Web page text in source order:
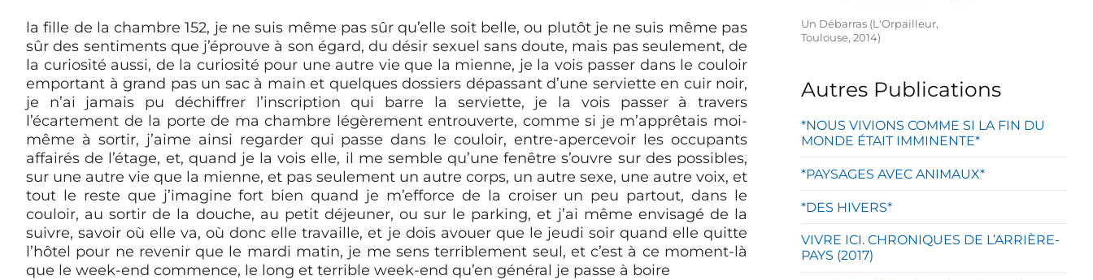
la fille de la chambre 152, je ne suis même pas sûr qu’elle soit belle, ou plutôt je ne suis même pas
sûr des sentiments que j’éprouve à son égard, du désir sexuel sans doute, mais pas seulement, de
la curiosité aussi, de la curiosité pour une autre vie que la mienne, je la vois passer dans le couloir
emportant à grand pas un sac à main et quelques dossiers dépassant d’une serviette en cuir noir,
je n’ai jamais pu déchiffrer l’inscription qui barre la serviette, je la vois passer à travers
l’écartement de la porte de ma chambre légèrement entrouverte, comme si je m’apprêtais moi-
même à sortir, j’aime ainsi regarder qui passe dans le couloir, entre-apercevoir les occupants
affairés de l’étage, et, quand je la vois elle, il me semble qu’une fenêtre s’ouvre sur des possibles,
sur une autre vie que la mienne, et pas seulement un autre corps, un autre sexe, une autre voix, et
tout le reste que j’imagine fort bien quand je m’efforce de la croiser un peu partout, dans le
couloir, au sortir de la douche, au petit déjeuner, ou sur le parking, et j’ai même envisagé de la
suivre, savoir où elle va, où donc elle travaille, et je dois avouer que le jeudi soir quand elle quitte
l’hôtel pour ne revenir que le mardi matin, je me sens terriblement seul, et c’est à ce moment-là
que le week-end commence, le long et terrible week-end qu’en général je passe à boire
Un Débarras (L'Orpailleur,
Toulouse, 2014)
Autres Publications
*NOUS VIVIONS COMME SI LA FIN DU
MONDE ÉTAIT IMMINENTE*
*PAYSAGES AVEC ANIMAUX*
*DES HIVERS*
VIVRE ICI. CHRONIQUES DE L’ARRIÈRE-
PAYS (2017)